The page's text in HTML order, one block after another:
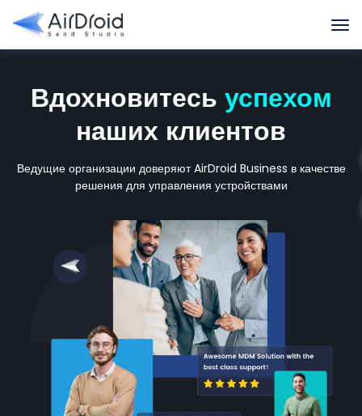
Вдохновитесь успехом
наших клиентов
Ведущие организации доверяют AirDroid Business в качестве
решения для управления устройствами